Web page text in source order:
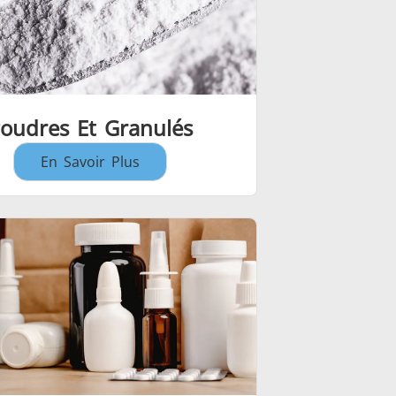
Et Granulés
En Savoir Plus